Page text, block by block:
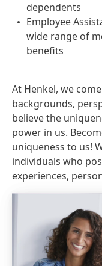
dependents
Employee
wide range of
benefits
At Henkel, we
backgrounds,
believe the
power in us.
uniqueness to us!
individuals who
experiences,